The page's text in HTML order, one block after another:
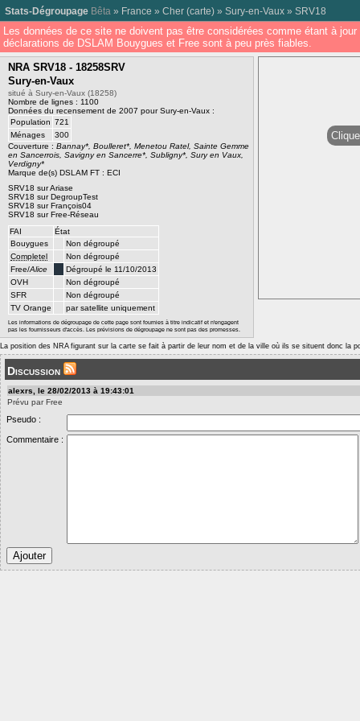
Stats-Dégroupage Bêta » France » Cher (carte) » Sury-en-Vaux » SRV18
Les données de ce site ne doivent pas être considérées comme étant à
déclarations de DSLAM Bouygues et Free sont à peu près fiables.
NRA SRV18 - 18258SRV
Sury-en-Vaux
situé à Sury-en-Vaux (18258)
Nombre de lignes : 1100
Données du recensement de 2007 pour Sury-en-Vaux :
Population 721
Ménages
300
Couverture : Bannay*, Boulleret*, Menetou Ratel, Sainte Gemme
en Sancerrois, Savigny en Sancerre*, Subligny*, Sury en Vaux,
Verdigny*
Marque de(s) DSLAM FT : ECI
SRV18 sur Ariase
SRV18 sur DegroupTest
SRV18 sur François04
SRV18 sur Free-Réseau
FAI
État
Bouygues
Non dégroupé
Completel
Non dégroupé
Free/Alice
Dégroupé le 11/10/2013
OVH
Non dégroupé
SFR
Non dégroupé
TV Orange
par satellite uniquement
Les informations de dégroupage de cette page sont fournies à titre indicatif et n'engagent
pas les fournisseurs d'accès. Les prévisions de dégroupage ne sont pas des promesses.
La position des NRA figurant sur la carte se fait à partir de leur nom et de la ville où ils se situent donc la
Discussion
alexrs, le 28/02/2013 à 19:43:01
Prévu par Free
Pseudo :
Commentaire :